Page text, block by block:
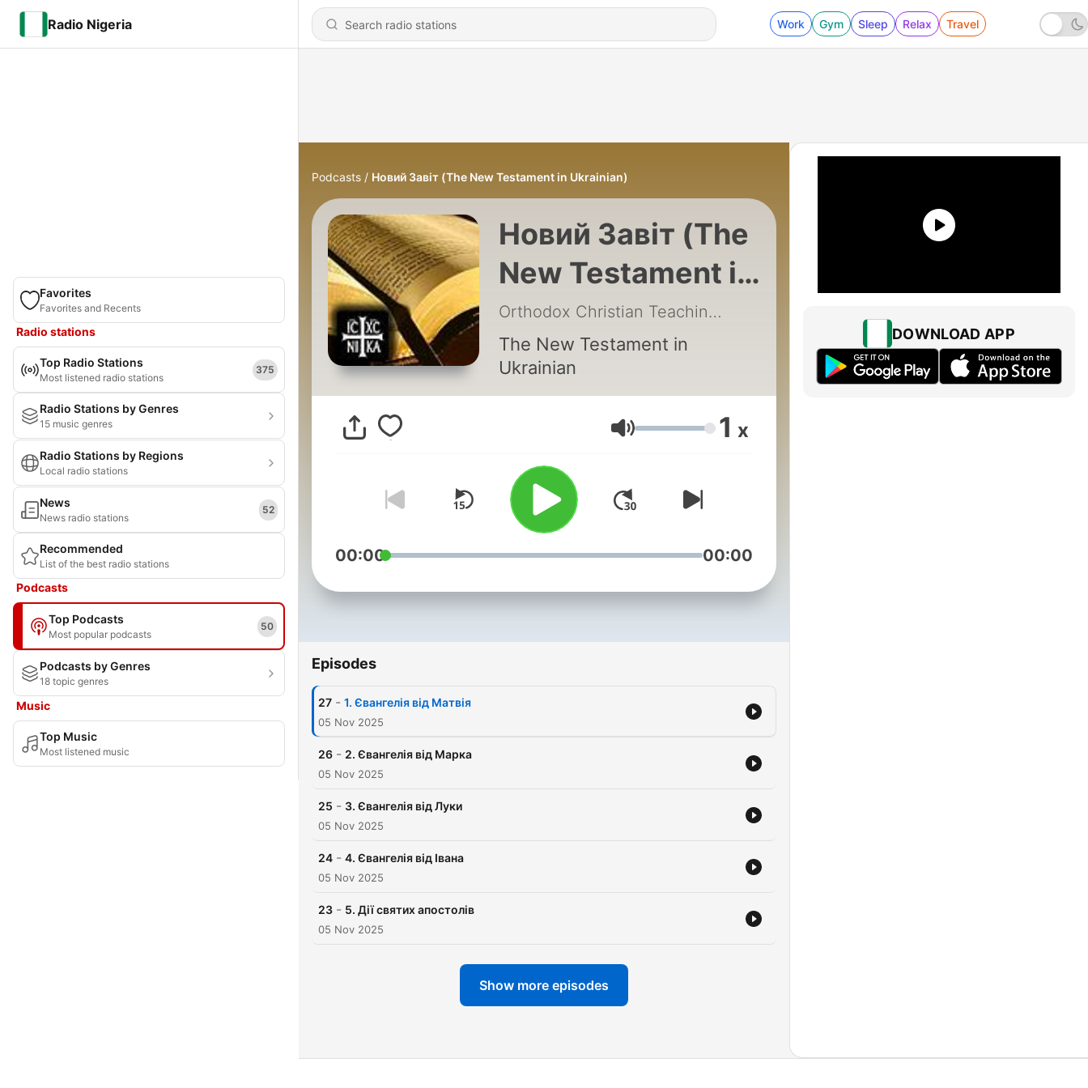
Radio Nigeria Work Gym Sleep Relax Travel
Favorites
Favorites and Recents
Radio stations
Top Radio Stations
Most listened radio stations
375
Radio Stations by Genres
15 music genres
Radio Stations by Regions
Local radio stations
News
News radio stations
52
Recommended
List of the best radio stations
Podcasts
Top Podcasts
Most popular podcasts
50
Podcasts by Genres
18 topic genres
Music
Top Music
Most listened music
Podcasts Новий Завіт (The New Testament in Ukrainian)
Новий Завіт (The
New Testament in
Ukrainian)
Orthodox Christian Teaching
The New Testament in
Ukrainian
Volume 1 x
00:00 00:00
Episodes
27 - 1. Євангелія від Матвія
05 Nov 2025
26 - 2. Євангелія від Марка
05 Nov 2025
25 - 3. Євангелія від Луки
05 Nov 2025
24 - 4. Євангелія від Івана
05 Nov 2025
23 - 5. Дії святих апостолів
05 Nov 2025
Show more episodes
DOWNLOAD APP